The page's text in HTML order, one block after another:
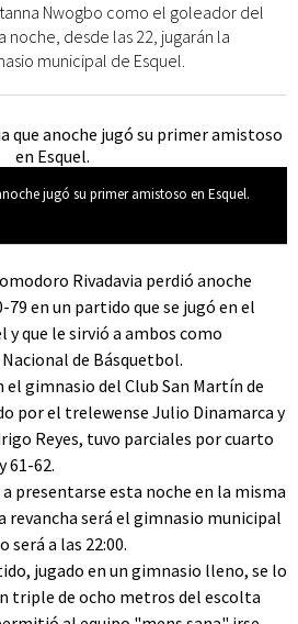
Nwogbo como el goleador del
noche, desde las 22, jugarán la
municipal de Esquel.
jugó su primer amistoso en Esquel.
Rivadavia perdió anoche
en un partido que se jugó en el
y que le sirvió a ambos como
de Básquetbol.
el gimnasio del Club San Martín de
por el trelewense Julio Dinamarca y
Reyes, tuvo parciales por cuarto
61-62.
presentarse esta noche en la misma
revancha será el gimnasio municipal
a las 22:00.
jugado en un gimnasio lleno, se lo
triple de ocho metros del escolta